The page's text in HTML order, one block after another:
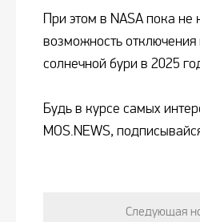
При этом в NASA пока
возможность отключения
солнечной бури в 2025
Будь в курсе самых
MOS.NEWS,
Следующая